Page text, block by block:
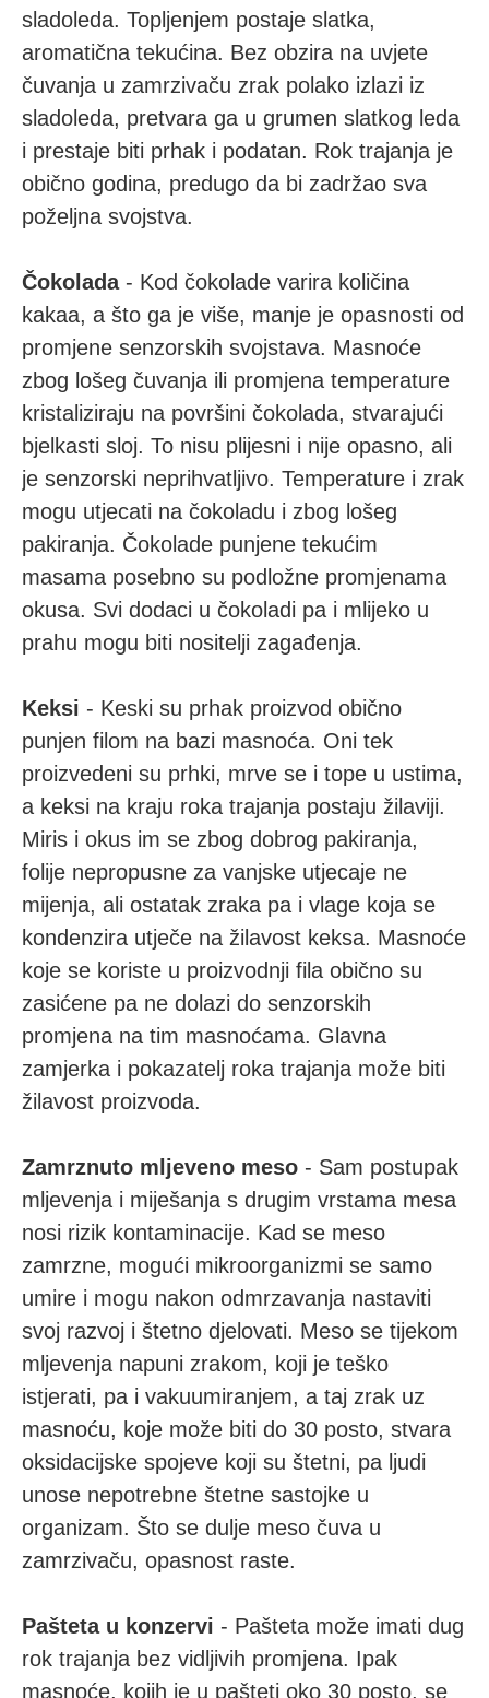
sladoleda. Topljenjem postaje slatka,
aromatična tekućina. Bez obzira na uvjete
čuvanja u zamrzivaču zrak polako izlazi iz
sladoleda, pretvara ga u grumen slatkog leda
i prestaje biti prhak i podatan. Rok trajanja je
obično godina, predugo da bi zadržao sva
poželjna svojstva.
Čokolada - Kod čokolade varira količina
kakaa, a što ga je više, manje je opasnosti od
promjene senzorskih svojstava. Masnoće
zbog lošeg čuvanja ili promjena temperature
kristaliziraju na površini čokolada, stvarajući
bjelkasti sloj. To nisu plijesni i nije opasno, ali
je senzorski neprihvatljivo. Temperature i zrak
mogu utjecati na čokoladu i zbog lošeg
pakiranja. Čokolade punjene tekućim
masama posebno su podložne promjenama
okusa. Svi dodaci u čokoladi pa i mlijeko u
prahu mogu biti nositelji zagađenja.
Keksi - Keski su prhak proizvod obično
punjen filom na bazi masnoća. Oni tek
proizvedeni su prhki, mrve se i tope u ustima,
a keksi na kraju roka trajanja postaju žilaviji.
Miris i okus im se zbog dobrog pakiranja,
folije nepropusne za vanjske utjecaje ne
mijenja, ali ostatak zraka pa i vlage koja se
kondenzira utječe na žilavost keksa. Masnoće
koje se koriste u proizvodnji fila obično su
zasićene pa ne dolazi do senzorskih
promjena na tim masnoćama. Glavna
zamjerka i pokazatelj roka trajanja može biti
žilavost proizvoda.
Zamrznuto mljeveno meso - Sam postupak
mljevenja i miješanja s drugim vrstama mesa
nosi rizik kontaminacije. Kad se meso
zamrzne, mogući mikroorganizmi se samo
umire i mogu nakon odmrzavanja nastaviti
svoj razvoj i štetno djelovati. Meso se tijekom
mljevenja napuni zrakom, koji je teško
istjerati, pa i vakuumiranjem, a taj zrak uz
masnoću, koje može biti do 30 posto, stvara
oksidacijske spojeve koji su štetni, pa ljudi
unose nepotrebne štetne sastojke u
organizam. Što se dulje meso čuva u
zamrzivaču, opasnost raste.
Pašteta u konzervi - Pašteta može imati dug
rok trajanja bez vidljivih promjena. Ipak
masnoće, kojih je u pašteti oko 30 posto, se